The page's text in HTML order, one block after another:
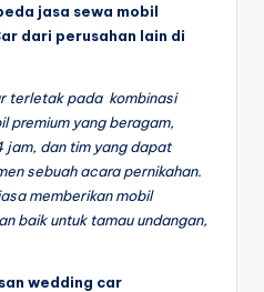
jasa sewa mobil
dari perusahan lain di
terletak pada kombinasi
premium yang beragam,
jam, dan tim yang dapat
sebuah acara pernikahan.
memberikan mobil
baik untuk tamau undangan,
wedding car